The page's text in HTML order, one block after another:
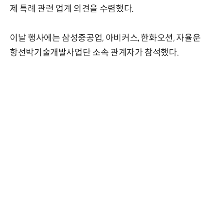
제 특례 관련 업계 의견을 수렴했다.
이날 행사에는 삼성중공업, 아비커스, 한화오션, 자율운
항선박기술개발사업단 소속 관계자가 참석했다.